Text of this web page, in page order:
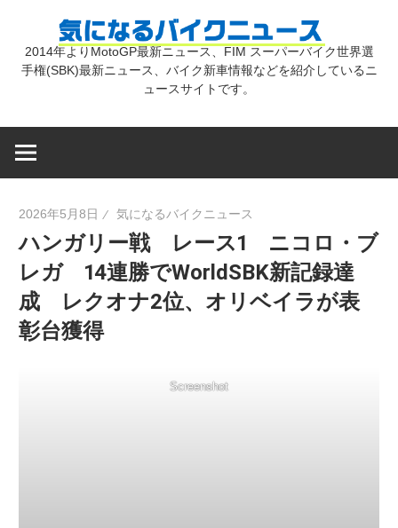
気
バ
イ
2014年よりMotoGP最新ニュース、FIM スーパーバイク世界選
手権(SBK)最新ニュース、バイク新車情報などを紹介しているニ
ュースサイトです。
2026年5月8日 気になるバイクニュース
ハンガリー戦 レース1 ニコロ・ブ
レガ 14連勝でWorldSBK新記録達
成 レクオナ2位、オリベイラが表
彰台獲得
Screenshot